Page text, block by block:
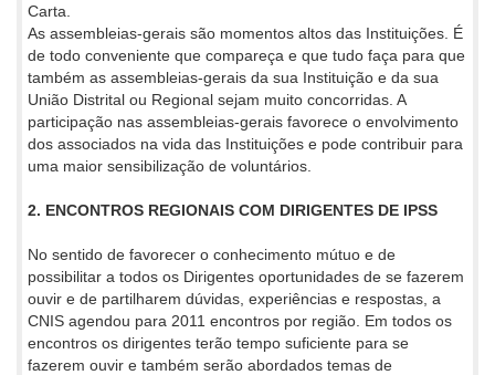
Carta.
As assembleias-gerais são momentos altos das Instituições. É
de todo conveniente que compareça e que tudo faça para que
também as assembleias-gerais da sua Instituição e da sua
União Distrital ou Regional sejam muito concorridas. A
participação nas assembleias-gerais favorece o envolvimento
dos associados na vida das Instituições e pode contribuir para
uma maior sensibilização de voluntários.
2. ENCONTROS REGIONAIS COM DIRIGENTES DE IPSS
No sentido de favorecer o conhecimento mútuo e de
possibilitar a todos os Dirigentes oportunidades de se fazerem
ouvir e de partilharem dúvidas, experiências e respostas, a
CNIS agendou para 2011 encontros por região. Em todos os
encontros os dirigentes terão tempo suficiente para se
fazerem ouvir e também serão abordados temas de